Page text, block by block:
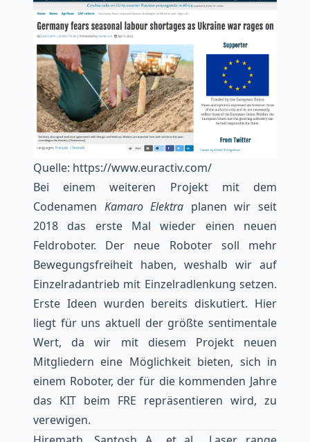
Quelle: https://www.euractiv.com/
Bei einem weiteren Projekt mit dem
Codenamen Kamaro Elektra planen wir seit
2018 das erste Mal wieder einen neuen
Feldroboter. Der neue Roboter soll mehr
Bewegungsfreiheit haben, weshalb wir auf
Einzelradantrieb mit Einzelradlenkung setzen.
Erste Ideen wurden bereits diskutiert. Hier
liegt für uns aktuell der größte sentimentale
Wert, da wir mit diesem Projekt neuen
Mitgliedern eine Möglichkeit bieten, sich in
einem Roboter, der für die kommenden Jahre
das KIT beim FRE repräsentieren wird, zu
verewigen.